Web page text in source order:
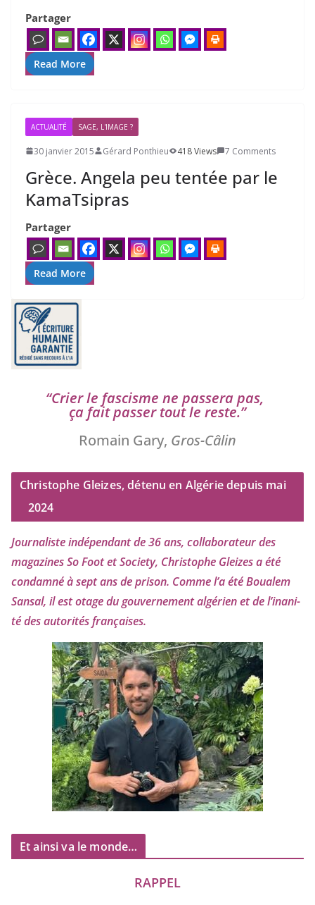
Partager
Read More
ACTUALITÉ SAGE, L'IMAGE ?
30 janvier 2015 Gérard Ponthieu 418 Views 7 Comments
Grèce. Angela peu tentée par le
KamaTsipras
Partager
Read More
“Crier le fas­cisme ne pas­se­ra pas,
ça fait pas­ser tout le reste.”
Romain Gary, Gros-Câlin
Christophe Gleizes, détenu en Algérie depuis mai
2024
Journaliste indé­pen­dant de36ans, col­la­bo­ra­teur des
maga­zines So Foot et Society, Christophe Gleizesa été
condam­né à sept ans de pri­son. Comme l’a été Boualem
Sansal, il est otage du gou­ver­ne­ment algé­rien et de l’i­na­ni­
té des auto­ri­tés françaises.
Et ainsi va le monde…
RAPPEL